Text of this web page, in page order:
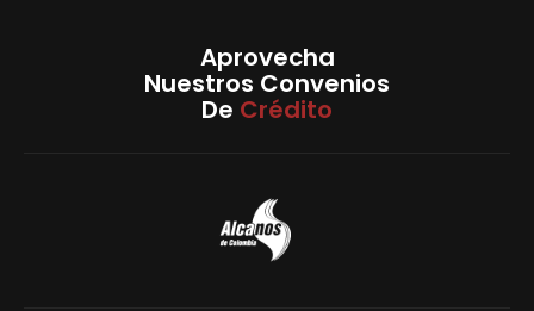
Aprovecha
Nuestros Convenios
De Crédito